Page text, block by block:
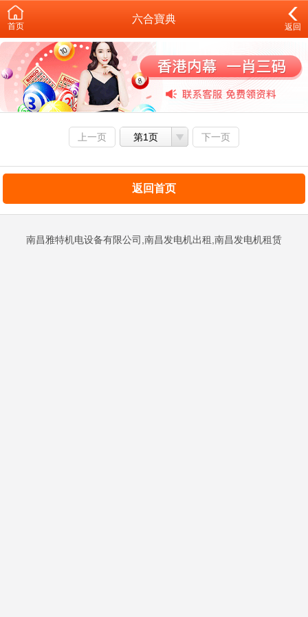
首页
六合寶典
返回
上一页 第1页 下一页
返回首页
南昌雅特机电设备有限公司,南昌发电机出租,南昌发电机租赁